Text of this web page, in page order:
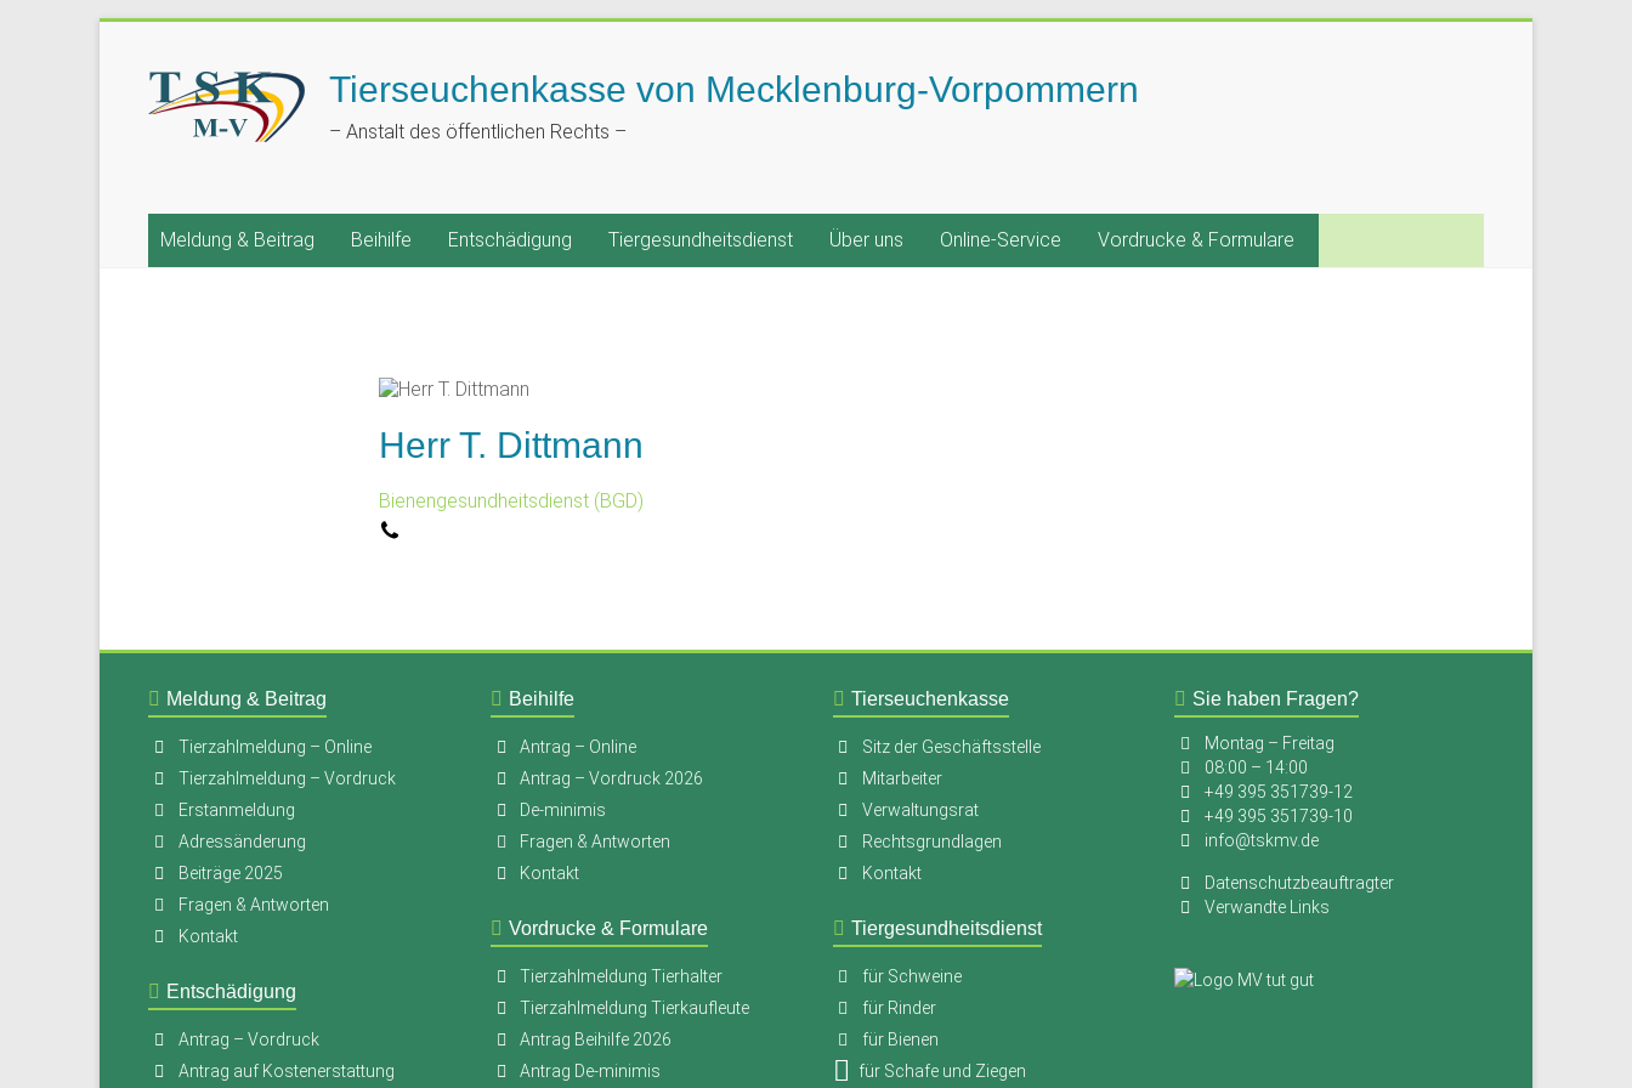
Tierseuchenkasse von Mecklenburg-Vorpommern
– Anstalt des öffentlichen Rechts –
Meldung & Beitrag Beihilfe Entschädigung Tiergesundheitsdienst Über uns Online-Service Vordrucke & Formulare
Herr T. Dittmann
Bienengesundheitsdienst (BGD)
Meldung & Beitrag
Tierzahlmeldung – Online
Tierzahlmeldung – Vordruck
Erstanmeldung
Adressänderung
Beiträge 2025
Fragen & Antworten
Kontakt
Entschädigung
Antrag – Vordruck
Antrag auf Kostenerstattung
Beihilfe
Antrag – Online
Antrag – Vordruck 2026
De-minimis
Fragen & Antworten
Kontakt
Vordrucke & Formulare
Tierzahlmeldung Tierhalter
Tierzahlmeldung Tierkaufleute
Antrag Beihilfe 2026
Antrag De-minimis
Tierseuchenkasse
Sitz der Geschäftsstelle
Mitarbeiter
Verwaltungsrat
Rechtsgrundlagen
Kontakt
Tiergesundheitsdienst
für Schweine
für Rinder
für Bienen
für Schafe und Ziegen
Sie haben Fragen?
Montag – Freitag
08:00 – 14:00
+49 395 351739-12
+49 395 351739-10
info@tskmv.de
Datenschutzbeauftragter
Verwandte Links